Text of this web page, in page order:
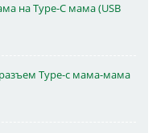
на Type-C мама (USB
Type-c мама-мама